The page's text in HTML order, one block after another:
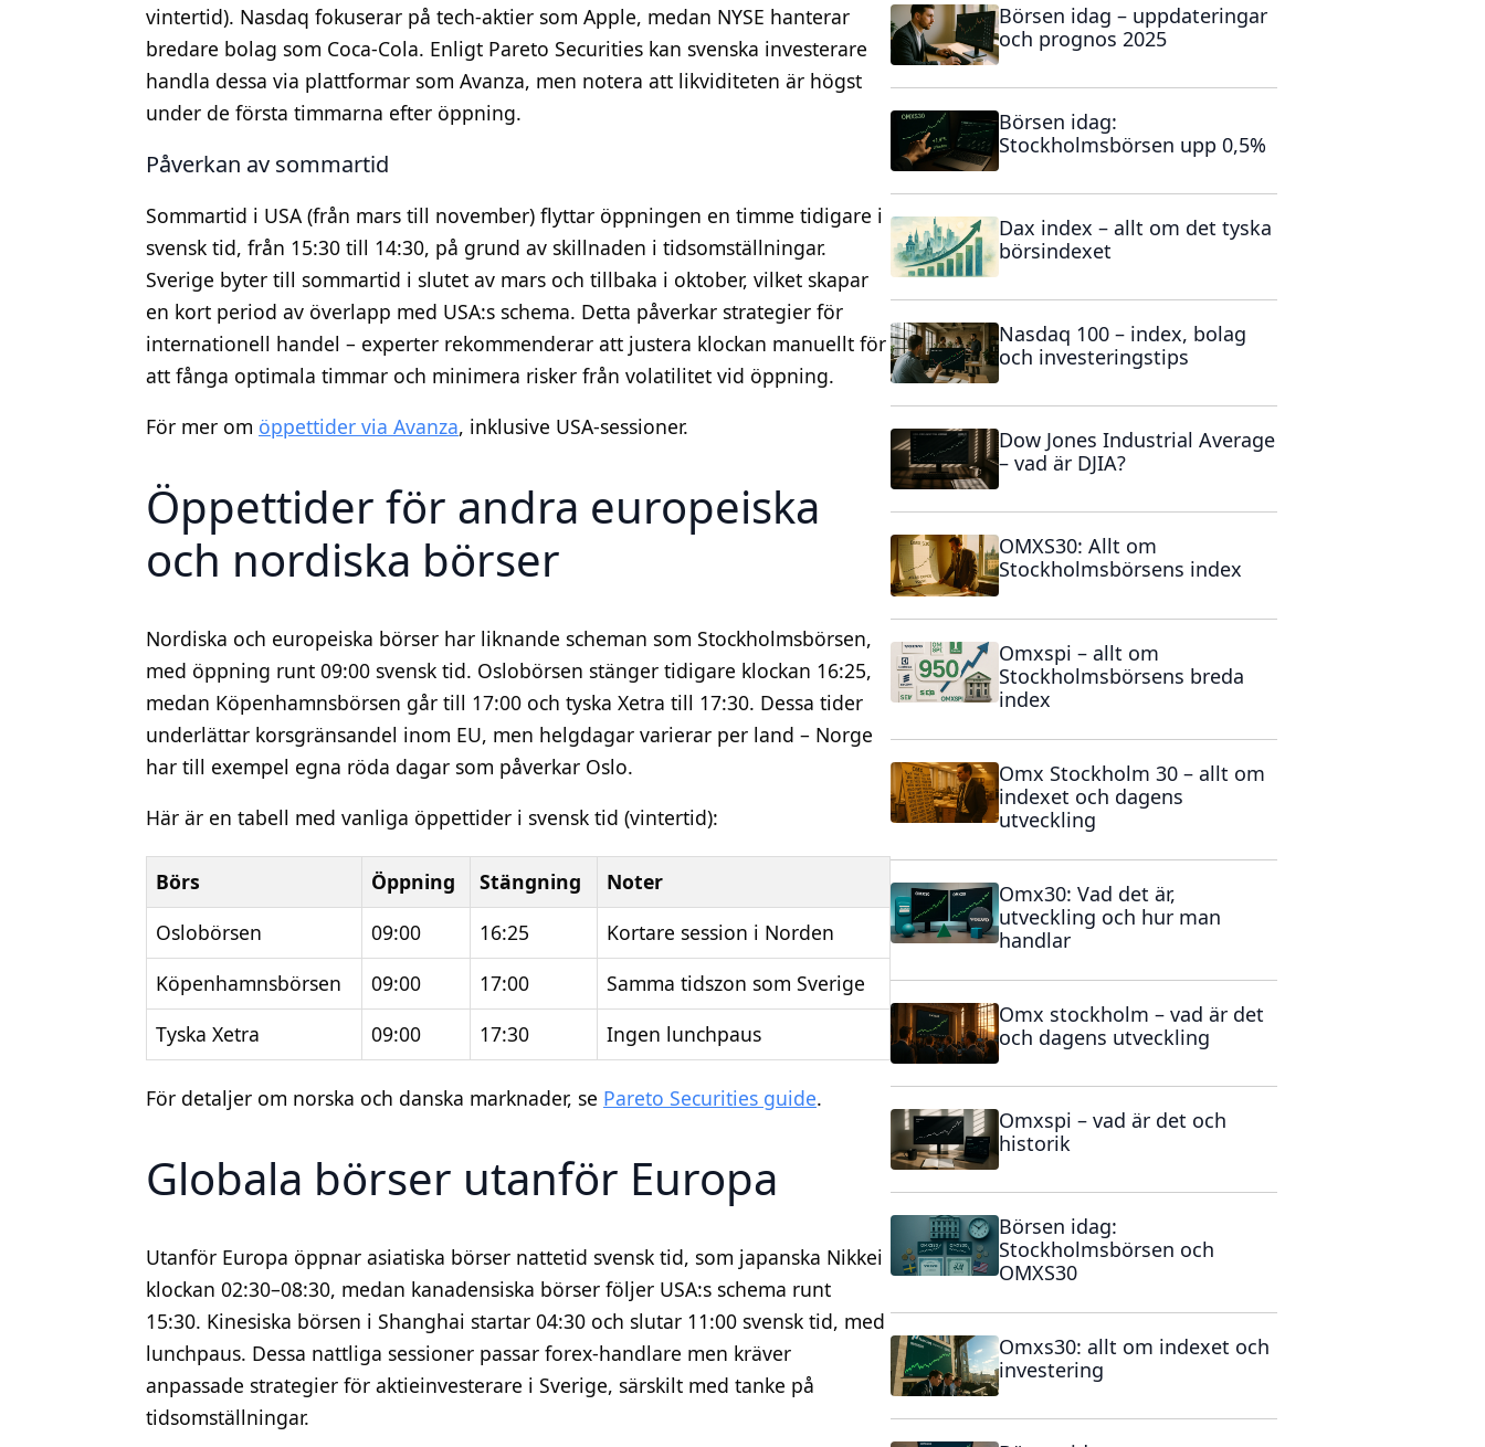
vintertid). Nasdaq fokuserar på tech-aktier som Apple, medan NYSE hanterar
bredare bolag som Coca-Cola. Enligt Pareto Securities kan svenska investerare
handla dessa via plattformar som Avanza, men notera att likviditeten är högst
under de första timmarna efter öppning.
Påverkan av sommartid
Sommartid i USA (från mars till november) flyttar öppningen en timme tidigare i
svensk tid, från 15:30 till 14:30, på grund av skillnaden i tidsomställningar.
Sverige byter till sommartid i slutet av mars och tillbaka i oktober, vilket skapar
en kort period av överlapp med USA:s schema. Detta påverkar strategier för
internationell handel – experter rekommenderar att justera klockan manuellt för
att fånga optimala timmar och minimera risker från volatilitet vid öppning.
För mer om öppettider via Avanza, inklusive USA-sessioner.
Öppettider för andra europeiska
och nordiska börser
Nordiska och europeiska börser har liknande scheman som Stockholmsbörsen,
med öppning runt 09:00 svensk tid. Oslobörsen stänger tidigare klockan 16:25,
medan Köpenhamnsbörsen går till 17:00 och tyska Xetra till 17:30. Dessa tider
underlättar korsgränsandel inom EU, men helgdagar varierar per land – Norge
har till exempel egna röda dagar som påverkar Oslo.
Här är en tabell med vanliga öppettider i svensk tid (vintertid):
Börs Öppning Stängning
Noter
Oslobörsen
09:00 16:25
Kortare session i Norden
Köpenhamnsbörsen
09:00 17:00
Samma tidszon som Sverige
Tyska Xetra
09:00 17:30 Ingen lunchpaus
För detaljer om norska och danska marknader, se Pareto Securities guide.
Globala börser utanför Europa
Utanför Europa öppnar asiatiska börser nattetid svensk tid, som japanska Nikkei
klockan 02:30–08:30, medan kanadensiska börser följer USA:s schema runt
15:30. Kinesiska börsen i Shanghai startar 04:30 och slutar 11:00 svensk tid, med
lunchpaus. Dessa nattliga sessioner passar forex-handlare men kräver
anpassade strategier för aktieinvesterare i Sverige, särskilt med tanke på
tidsomställningar.
Börsen idag – uppdateringar
och prognos 2025
Börsen idag:
Stockholmsbörsen upp 0,5%
Dax index – allt om det tyska
börsindexet
Nasdaq 100 – index, bolag
och investeringstips
Dow Jones Industrial Average
– vad är DJIA?
OMXS30: Allt om
Stockholmsbörsens index
Omxspi – allt om
Stockholmsbörsens breda
index
Omx Stockholm 30 – allt om
indexet och dagens
utveckling
Omx30: Vad det är,
utveckling och hur man
handlar
Omx stockholm – vad är det
och dagens utveckling
Omxspi – vad är det och
historik
Börsen idag:
Stockholmsbörsen och
OMXS30
Omxs30: allt om indexet och
investering